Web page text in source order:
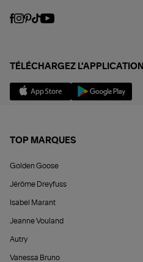
TÉLÉCHARGEZ L'APPLICATION
TOP MARQUES
Golden Goose
Jérôme Dreyfuss
Isabel Marant
Jeanne Vouland
Autry
Vanessa Bruno